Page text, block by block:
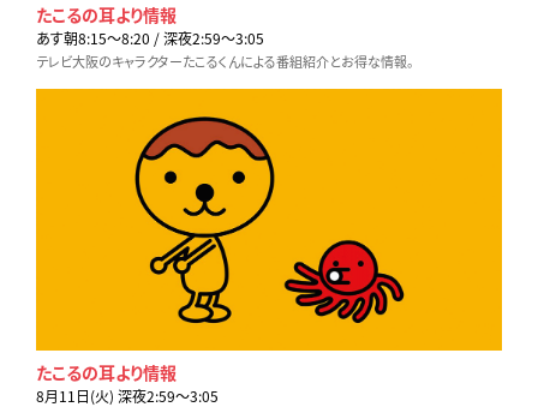
たこるの耳より情報
あす朝8:15〜8:20 / 深夜2:59〜3:05
テレビ大阪のキャラクターたこるくんによる番組紹介とお得な情報。
たこるの耳より情報
8月11日(火) 深夜2:59〜3:05